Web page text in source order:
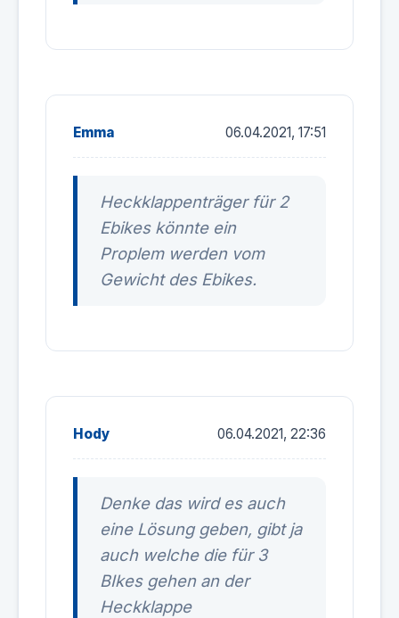
Emma 06.04.2021, 17:51
Heckklappenträger für 2
Ebikes könnte ein
Proplem werden vom
Gewicht des Ebikes.
Hody 06.04.2021, 22:36
Denke das wird es auch
eine Lösung geben, gibt ja
auch welche die für 3
BIkes gehen an der
Heckklappe